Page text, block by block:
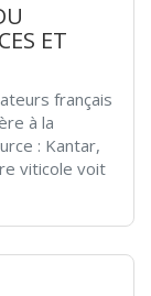
ET
français
à la
: Kantar,
viticole voit